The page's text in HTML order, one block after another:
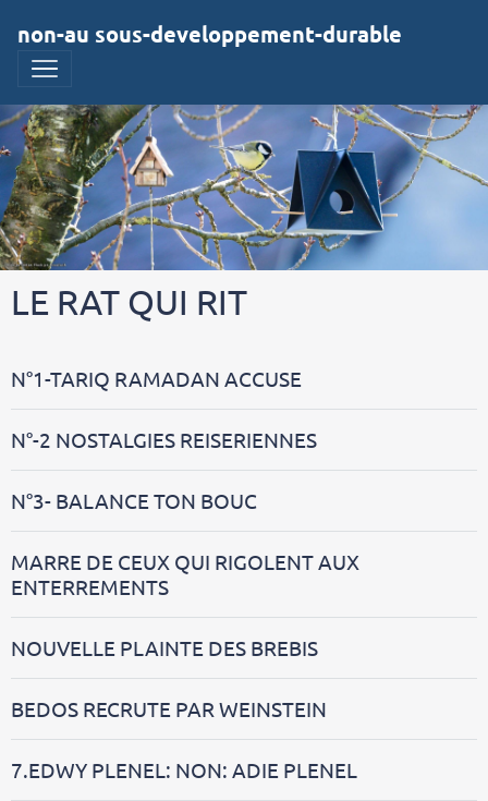
non-au sous-developpement-durable
LE RAT QUI RIT
N°1-TARIQ RAMADAN ACCUSE
N°-2 NOSTALGIES REISERIENNES
N°3- BALANCE TON BOUC
MARRE DE CEUX QUI RIGOLENT AUX
ENTERREMENTS
NOUVELLE PLAINTE DES BREBIS
BEDOS RECRUTE PAR WEINSTEIN
7.EDWY PLENEL: NON: ADIE PLENEL